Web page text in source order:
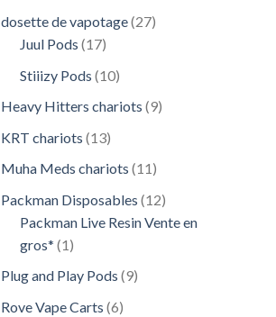
dosette de vapotage 2727
Juul Pods 1717
Stiiizy Pods 1010
Heavy Hitters chariots 99
KRT chariots 1313
Muha Meds chariots 1111
Packman Disposables 1212
produits
Packman Live Resin Vente en
gros* 11
Plug and Play Pods 99
Rove Vape Carts 66